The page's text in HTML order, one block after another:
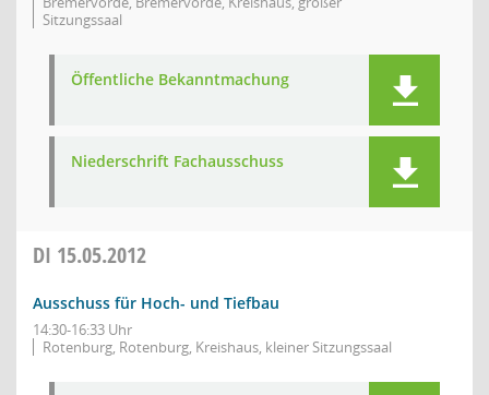
Sitzungssaal
Öffentliche Bekanntmachung
Niederschrift Fachausschuss
DI 15.05.2012
Ausschuss für Hoch- und Tiefbau
14:30-16:33 Uhr
Rotenburg, Rotenburg, Kreishaus, kleiner Sitzungssaal